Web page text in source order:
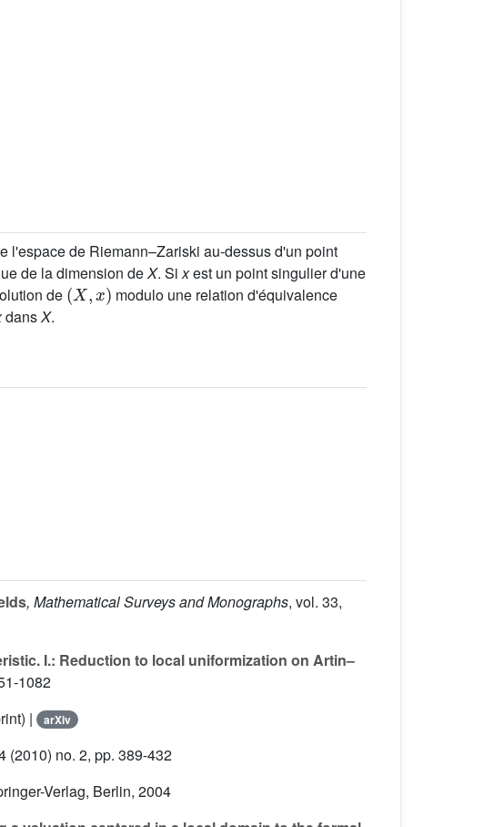
l'espace de Riemann–Zariski au-dessus d'un point
de la dimension deX. Sixest un point singulier d'une
de
(X,x)
modulo une relation d'équivalence
dansX.
, Mathematical Surveys and Monographs, vol. 33,
I.: Reduction to local uniformization on Artin–
1082
| arXiv
(2010) no. 2, pp. 389-432
Verlag, Berlin, 2004